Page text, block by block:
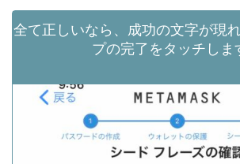
全て正しいなら、成功の文字が現
プの完了をタッチしま